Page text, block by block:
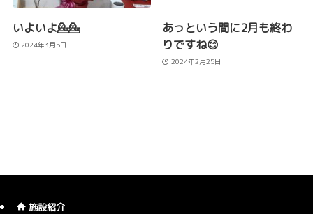
いよいよ💁💁
2024年3月5日
あっという間に2月も終わ
りですね😊
2024年2月25日
施設紹介